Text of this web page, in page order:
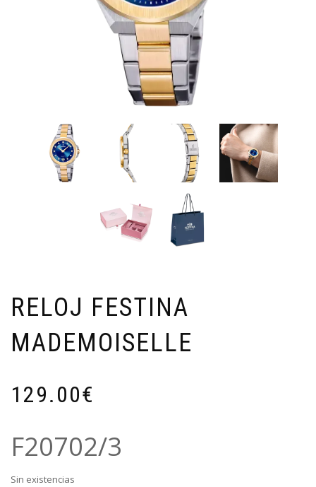
RELOJ FESTINA
MADEMOISELLE
129.00€
F20702/3
Sin existencias